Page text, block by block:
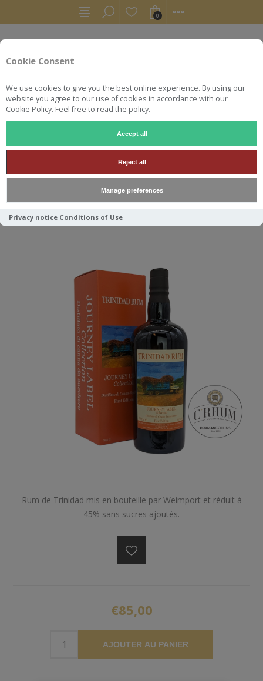
Cookie Consent
We use cookies to give you the best online experience. By using our
website you agree to our use of cookies in accordance with our
Cookie Policy. Feel free to read the policy.
Accept all
Reject all
Manage preferences
Privacy notice Conditions of Use
0
JOURNEY LABEL TRINIDAD
70CL 45°
Rum de Trinidad mis en bouteille par Weimport et réduit à
45% sans sucres ajoutés.
€85,00
AJOUTER AU PANIER